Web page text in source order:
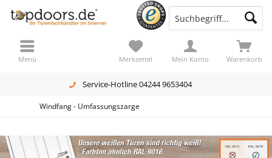
Service-Hotline 04244 9653404
Warenkorb
Merkzettel Mein Konto
Menü
Windfang - Umfassungszarge